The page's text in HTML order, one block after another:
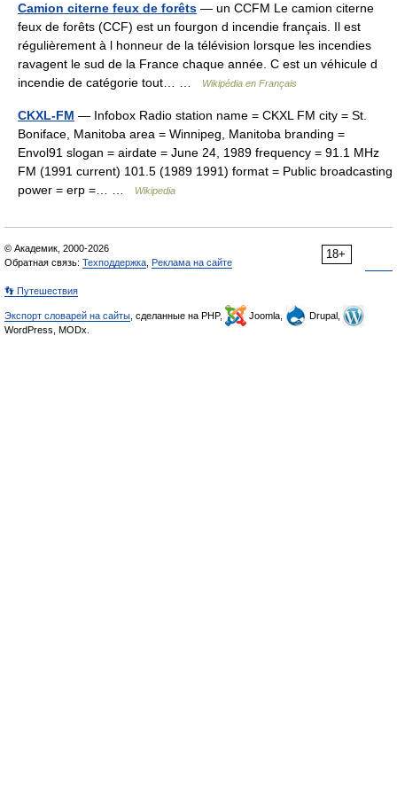
Camion citerne feux de forêts — un CCFM Le camion citerne
feux de forêts (CCF) est un fourgon d incendie français. Il est
régulièrement à l honneur de la télévision lorsque les incendies
ravagent le sud de la France chaque année. C est un véhicule d
incendie de catégorie tout… …
Wikipédia en Français
CKXL-FM — Infobox Radio station name = CKXL FM city = St.
Boniface, Manitoba area = Winnipeg, Manitoba branding =
Envol91 slogan = airdate = June 24, 1989 frequency = 91.1 MHz
FM (1991 current) 101.5 (1989 1991) format = Public broadcasting
power = erp =… …
Wikipedia
18+
© Академик, 2000-2026
Обратная связь: Техподдержка Реклама на сайте
👣 Путешествия
Экспорт словарей на сайты , сделанные на PHP, Joomla,
Drupal,
WordPress, MODx.